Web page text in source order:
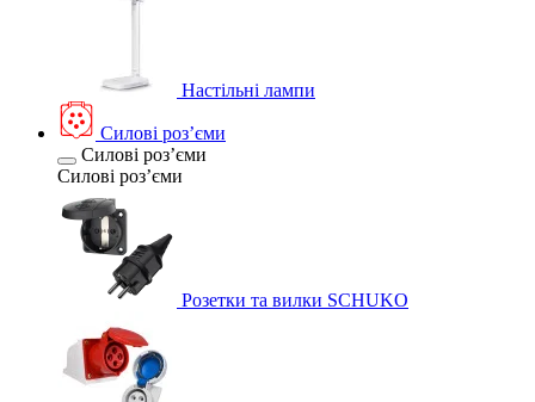
Настільні лампи
Силові розʼєми
Силові розʼєми
Силові розʼєми
Розетки та вилки SCHUKO